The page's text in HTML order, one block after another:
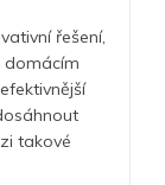
řešení,
domácím
takové